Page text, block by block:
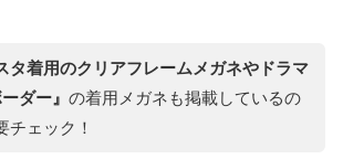
タ着用のクリアフレームメガネやドラマ
ーダー』 の着用メガネも掲載しているの
チェック！